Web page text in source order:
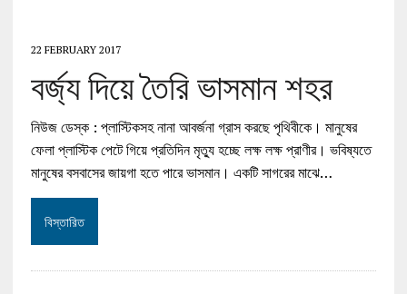
22 FEBRUARY 2017
বর্জ্য দিয়ে তৈরি ভাসমান শহর
নিউজ ডেস্ক : প্লাস্টিকসহ নানা আবর্জনা গ্রাস করছে পৃথিবীকে। মানুষের
ফেলা প্লাস্টিক পেটে গিয়ে প্রতিদিন মৃত্যু হচ্ছে লক্ষ লক্ষ প্রাণীর। ভবিষ্যতে
মানুষের বসবাসের জায়গা হতে পারে ভাসমান। একটি সাগরের মাঝে…
বিস্তারিত